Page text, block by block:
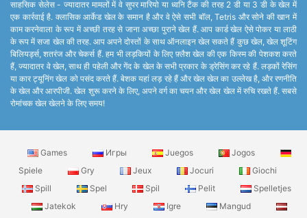
साहसिक सेलेस - ज्यादातर मामलों में वे सुपर मारियो या ध्वनि टैंक की तरह 2 डी या 3 डी के खेल में
एक कार्रवाई है. क्लासिक आर्केड खेल के समान है और वे ऐसे सभी बॉल, Tetris और सोने की खान में
काम करनेवाला के रूप में अच्छी तरह से जाना अच्छा पुराने खेल हैं. आप कार्ड खेल ऐसे पोकर या लाठी
के रूप में सजा खेल की तरह. आप अपने दोस्तों के साथ ऑनलाइन खेल सकते हैं कुछ खेल, खेल शूटिंग
बिलियर्ड्स, शतरंज और चेकर्स हैं. हम भी लड़कियों के लिए फ़्लैश खेल की एक किस्म की पेशकश करते
हैं, ज्यादातर वे खेल, साथ ही पहेली और गेंद के खेल के सभी प्रकार के ड्रेसिंग कर रहे हैं. लड़कों रेसिंग
या कार ट्यूनिंग खेल को पसंद करते हैं. बेशक यहां लड़ रहे हैं और खेल खेल का उल्लेख है, और रणनीति
के खेल और आरपीजी. खेल शुरू करने के लिए, अपने वर्ग का चयन और खेल खेल में रुचि रखते हैं. सबसे
रोमांचक खेल खेलने के लिए समय!
Games Игры Juegos
Jogos
Spiele
Gry Jeux Jocuri
Giochi
Spill
Spel Spil Pelit
Spelletjes
Jatekok
Hry Igre
Mangud